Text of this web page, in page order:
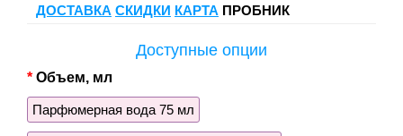
ДОСТАВКА СКИДКИ КАРТА ПРОБНИК
Доступные опции
Объем, мл
Парфюмерная вода 75 мл